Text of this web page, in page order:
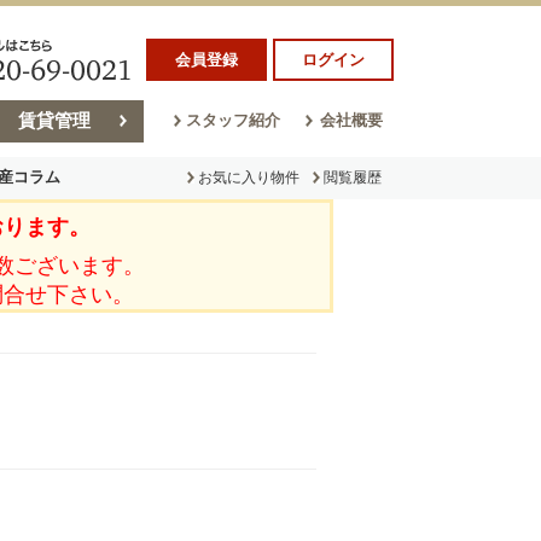
会員登録 ログイン
賃貸管理 スタッフ紹介 会社概要
コラム
ム
お気に入り物件 閲覧履歴
ます。
ざいます。
せ下さい。